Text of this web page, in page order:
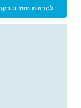
להראות חפצים